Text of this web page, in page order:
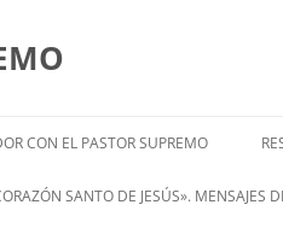
CON EL PASTOR SUPREMO
SANTO DE JESÚS». MENSAJES